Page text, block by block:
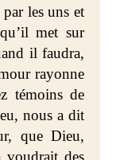
les uns et
met sur
il faudra,
rayonne
témoins de
nous a dit
que Dieu,
voudrait des